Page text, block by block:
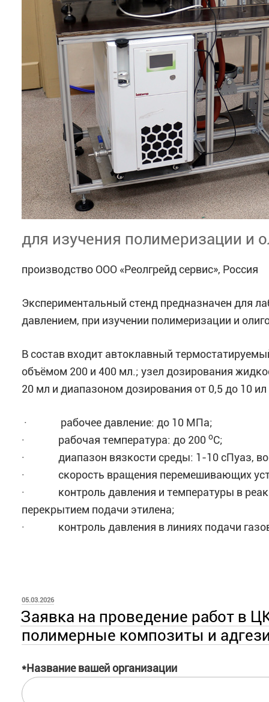
для изучения полимеризации и
производство ООО «Реолгрейд сервис», Россия
Экспериментальный стенд предназначен для
давлением, при изучении полимеризации и
В состав входит автоклавный
объёмом 200 и 400 мл.; узел дозирования
20 мл и диапазоном дозирования от 0,5 до 10 ил
· рабочее давление: до 10 МПа;
· рабочая температура: до 200 оС;
· диапазон вязкости среды: 1-10 сПуаз,
· скорость вращения перемешивающих
· контроль давления и температуры в
перекрытием подачи этилена;
· контроль давления в линиях подачи
ОПУБЛИКОВАНО
05.03.2026
Заявка на проведение работ в
полимерные композиты и
*Название вашей организации